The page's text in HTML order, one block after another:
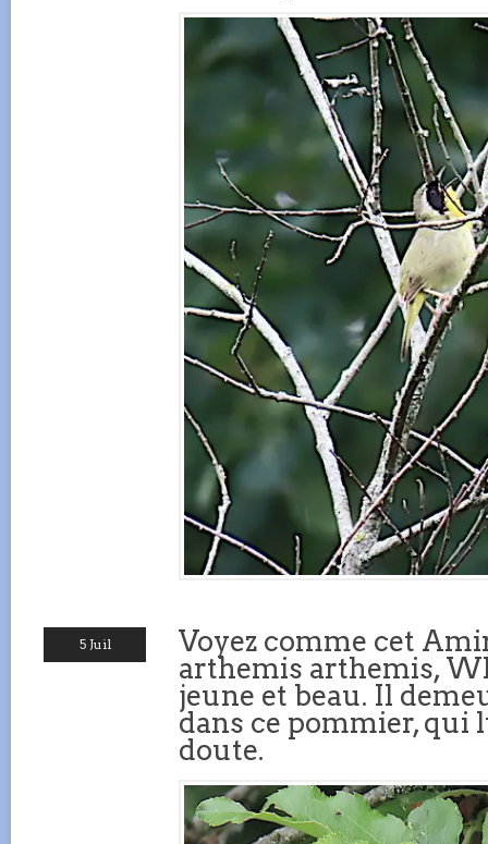
5 Juil
Voyez comme cet
arthemis arthemis,
jeune et beau. Il
dans ce pommier, qui
doute.